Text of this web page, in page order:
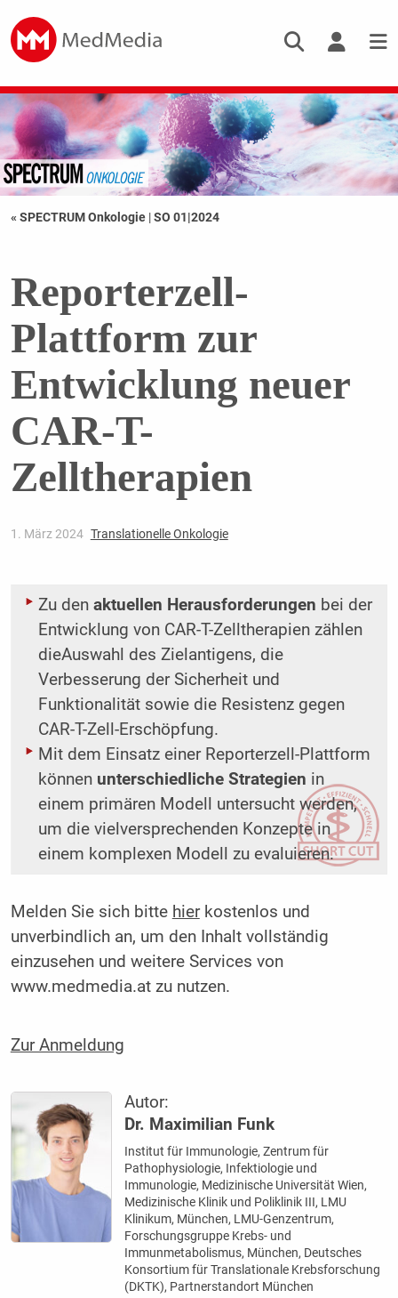
« SPECTRUM Onkologie |SO 01|2024
Reporterzell-
Plattform zur
Entwicklung neuer
CAR-T-
Zelltherapien
1. März 2024 Translationelle Onkologie
Zu den aktuellen Herausforderungen bei der
Entwicklung von CAR-T-Zelltherapien zählen
dieAuswahl des Zielantigens, die
Verbesserung der Sicherheit und
Funktionalität sowie die Resistenz gegen
CAR-T-Zell-Erschöpfung.
Mit dem Einsatz einer Reporterzell-Plattform
können unterschiedliche Strategien in
einem primären Modell untersucht werden,
um die vielversprechenden Konzepte in
einem komplexen Modell zu evaluieren.
Melden Sie sich bitte hierkostenlos und
unverbindlich an, um den Inhalt vollständig
einzusehen und weitere Services von
www.medmedia.at zu nutzen.
Zur Anmeldung
Autor:
Dr. Maximilian Funk
Institut für Immunologie, Zentrum für
Pathophysiologie, Infektiologie und
Immunologie, Medizinische Universität Wien,
Medizinische Klinik und Poliklinik III, LMU
Klinikum, München, LMU-Genzentrum,
Forschungsgruppe Krebs- und
Immunmetabolismus, München, Deutsches
Konsortium für Translationale Krebsforschung
(DKTK), Partnerstandort München